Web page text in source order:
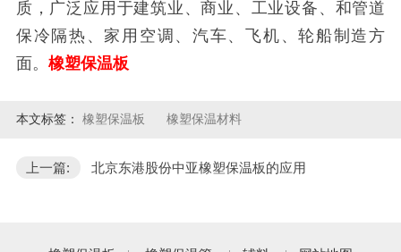
质，广泛应用于建筑业、商业、工业设备、和管道
保冷隔热、家用空调、汽车、飞机、轮船制造方
面。 橡塑保温板
本文标签： 橡塑保温板 橡塑保温材料
上一篇: 北京东港股份中亚橡塑保温板的应用